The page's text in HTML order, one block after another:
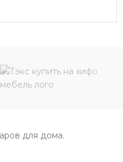
для дома.